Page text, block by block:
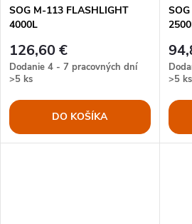
SOG M-113 FLASHLIGHT
4000L
126,60 €
Dodanie 4 - 7 pracovných dní
>5 ks
DO KOŠÍKA
>5 ks